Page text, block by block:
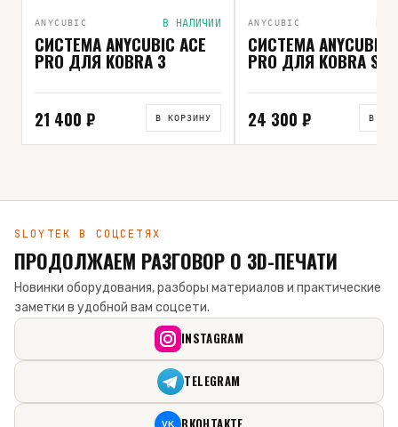
ANYCUBIC В НАЛИЧИИ
СИСТЕМА ANYCUBIC ACE
PRO ДЛЯ KOBRA 3
21 400 ₽ В КОРЗИНУ
ANYCUBIC В
СИСТЕМА ANYCUBIC
PRO ДЛЯ KOBRA S1
24 300 ₽ В
SLOYTEK В СОЦСЕТЯХ
ПРОДОЛЖАЕМ РАЗГОВОР О 3D-ПЕЧАТИ
Новинки оборудования, разборы материалов и практические
заметки в удобной вам соцсети.
INSTAGRAM
TELEGRAM
VK